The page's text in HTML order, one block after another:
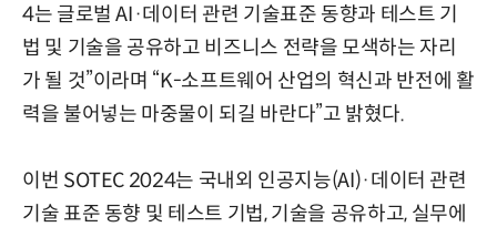
4는 글로벌 AI·데이터 관련 기술표준 동향과 테스트 기
법 및 기술을 공유하고 비즈니스 전략을 모색하는 자리
가 될 것”이라며 “K-소프트웨어 산업의 혁신과 반전에 활
력을 불어넣는 마중물이 되길 바란다”고 밝혔다.
이번 SOTEC 2024는 국내외 인공지능(AI)·데이터 관련
기술 표준 동향 및 테스트 기법, 기술을 공유하고, 실무에